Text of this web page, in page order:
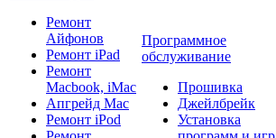
Ремонт
Айфонов
Ремонт iPad
Ремонт
Macbook, iMac
Апгрейд Mac
Ремонт iPod
Программное
обслуживание
Прошивка
Джейлбрейк
Установка